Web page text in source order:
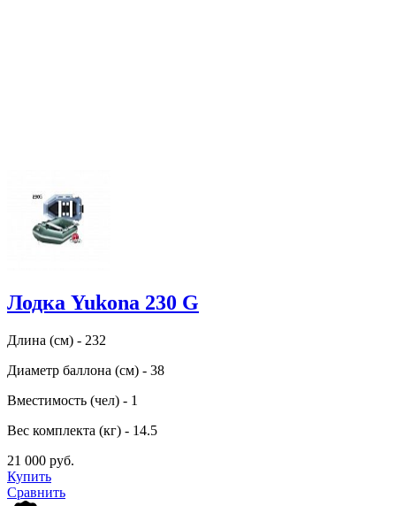
Лодка Yukona 230 G
Длина (см) - 232
Диаметр баллона (см) - 38
Вместимость (чел) - 1
Вес комплекта (кг) - 14.5
21 000 руб.
Купить
Сравнить